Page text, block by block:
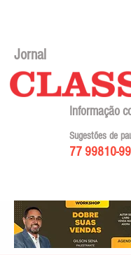
Jornal
Informação
77 99810-
Sugestões de